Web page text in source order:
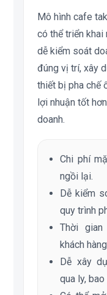
Mô hình cafe
có thể triển khai
dễ kiểm soát
đúng vị trí, xây
thiết bị pha chế
lợi nhuận tốt
doanh.
Chi phí
ngồi lại.
Dễ kiểm
quy trình
Thời
khách
Dễ xây
qua ly,